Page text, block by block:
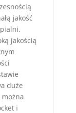
jakość
jakością
duże
i